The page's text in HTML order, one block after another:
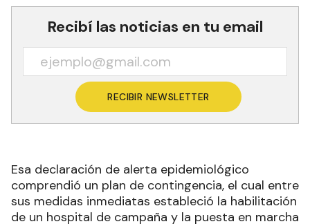
Recibí las noticias en tu email
RECIBIR NEWSLETTER
Esa declaración de alerta epidemiológico
comprendió un plan de contingencia, el cual entre
sus medidas inmediatas estableció la habilitación
de un hospital de campaña y la puesta en marcha